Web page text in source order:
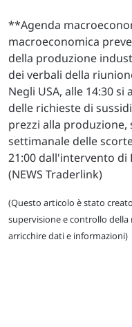
**Agenda
macroeconomica
della produzione
dei verbali della
Negli USA, alle 14:30
delle richieste di
prezzi alla produzione,
settimanale delle
21:00 dall'intervento di
(NEWS Traderlink)
(Questo articolo è stato
supervisione e controllo
arricchire dati e informazioni)